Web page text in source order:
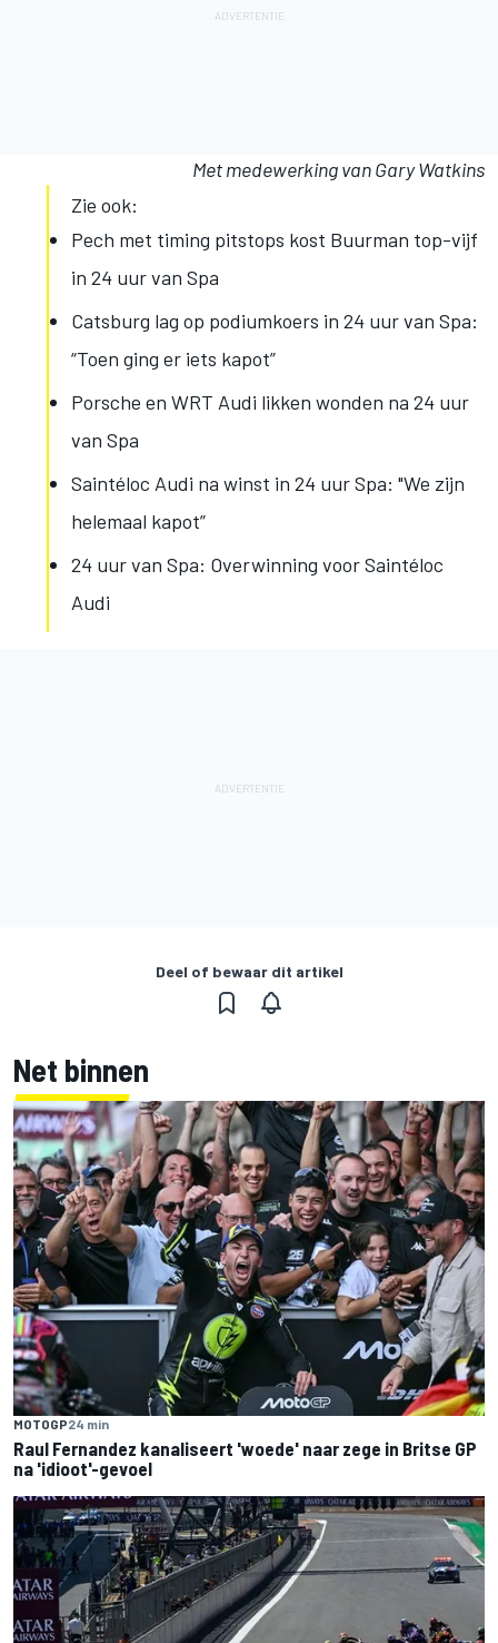
Met medewerking van Gary Watkins
Zie ook:
Pech met timing pitstops kost Buurman top-vijf
in 24 uur van Spa
Catsburg lag op podiumkoers in 24 uur van Spa:
“Toen ging er iets kapot”
Porsche en WRT Audi likken wonden na 24 uur
van Spa
Saintéloc Audi na winst in 24 uur Spa: "We zijn
helemaal kapot”
24 uur van Spa: Overwinning voor Saintéloc
Audi
Deel of bewaar dit artikel
Net binnen
MOTOGP24 min
Raul Fernandez kanaliseert 'woede' naar zege in Britse GP
na 'idioot'-gevoel